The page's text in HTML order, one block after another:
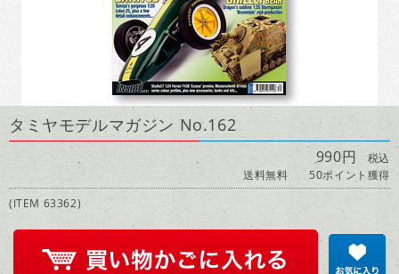
タミヤモデルマガジン No.162
990円 税込
送料無料
50ポイント獲得
(ITEM 63362)